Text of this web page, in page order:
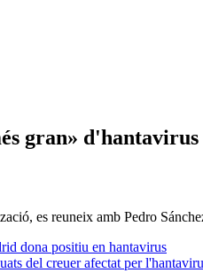
gran» d'hantavirus
es reuneix amb Pedro
dona positiu en hantavirus
del creuer afectat per